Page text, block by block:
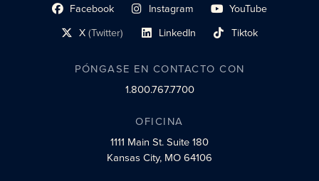
Facebook
enlace al perfil social Instagram
enlace de perfil social YouTube
enlace de perfil social
X(Twitter)
enlace al perfil social LinkedIn
enlace al perfil social Tiktok
enlace al perfil social
PÓNGASE EN CONTACTO CON
1.800.767.7700
OFICINA
1111 Main St.Suite 180
Kansas City, MO 64106